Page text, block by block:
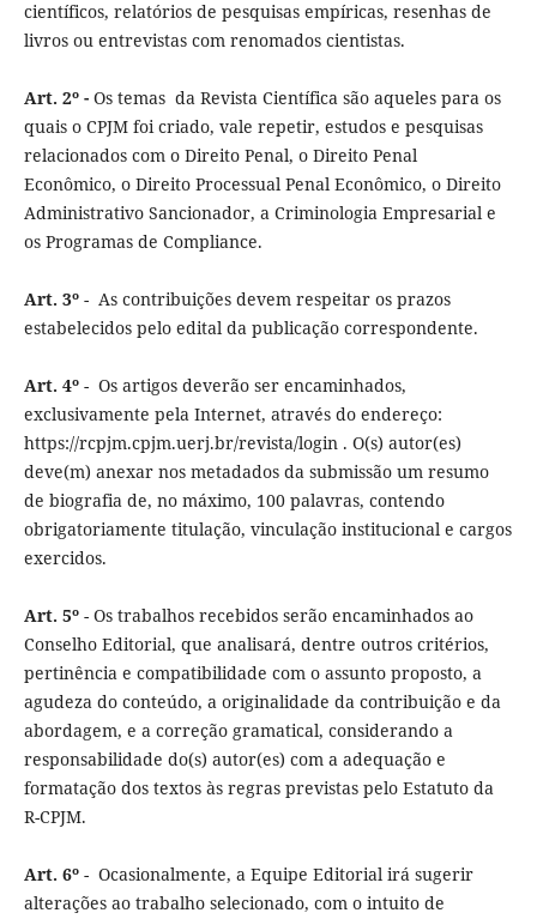
científicos, relatórios de pesquisas empíricas, resenhas de
livros ou entrevistas com renomados cientistas.
Art. 2º -Os temas da Revista Científica são aqueles para os
quais o CPJM foi criado, vale repetir, estudos e pesquisas
relacionados com o Direito Penal, o Direito Penal
Econômico, o Direito Processual Penal Econômico, o Direito
Administrativo Sancionador, a Criminologia Empresarial e
os Programas de Compliance.
Art. 3º- As contribuições devem respeitar os prazos
estabelecidos pelo edital da publicação correspondente.
Art. 4º- Os artigos deverão ser encaminhados,
exclusivamente pela Internet, através do endereço:
https://rcpjm.cpjm.uerj.br/revista/login . O(s) autor(es)
deve(m) anexar nos metadados da submissão um resumo
de biografia de, no máximo, 100 palavras, contendo
obrigatoriamente titulação, vinculação institucional e cargos
exercidos.
Art. 5º- Os trabalhos recebidos serão encaminhados ao
Conselho Editorial, que analisará, dentre outros critérios,
pertinência e compatibilidade com o assunto proposto, a
agudeza do conteúdo, a originalidade da contribuição e da
abordagem, e a correção gramatical, considerando a
responsabilidade do(s) autor(es) com a adequação e
formatação dos textos às regras previstas pelo Estatuto da
R-CPJM.
Art. 6º- Ocasionalmente, a Equipe Editorial irá sugerir
alterações ao trabalho selecionado, com o intuito de